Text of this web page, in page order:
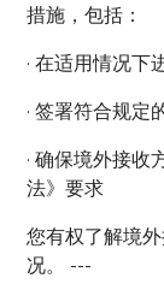
措施，包括：
· 在适用情况下
· 签署符合规定
· 确保境外接收
法》要求
您有权了解境
况。 ---